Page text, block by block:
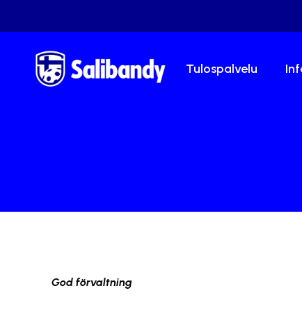
Tulospalvelu
God förvaltning